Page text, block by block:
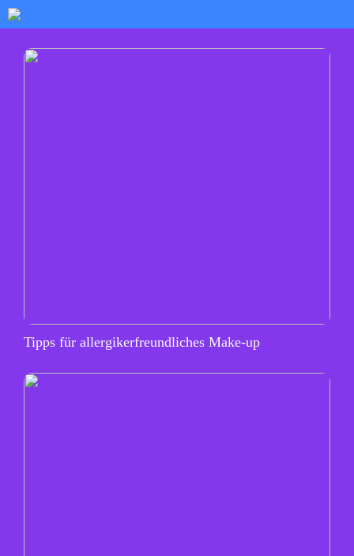
Tipps für allergikerfreundliches Make-up